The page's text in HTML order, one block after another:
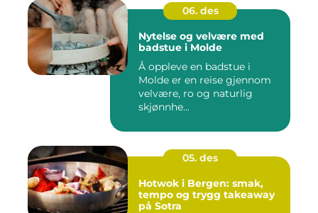
06. des
Nytelse og velvære med
badstue i Molde
Å oppleve en badstue i
Molde er en reise gjennom
velvære, ro og naturlig
skjønnhe...
05. des
Hotwok i Bergen: smak,
tempo og trygg takeaway
på Sotra